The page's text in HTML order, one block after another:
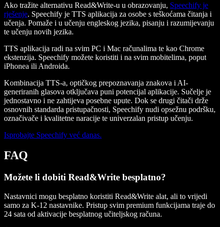
Ako tražite alternativu Read&Write-u u obrazovanju, Speechify je
rješenje. Speechify je TTS aplikacija za osobe s teškoćama čitanja i
učenja. Pomaže i u učenju engleskog jezika, pisanju i razumijevanju
te učenju novih jezika.
TTS aplikacija radi na svim PC i Mac računalima te kao Chrome
ekstenzija. Speechify možete koristiti i na svim mobitelima, poput
iPhonea ili Androida.
Kombinacija TTS-a, optičkog prepoznavanja znakova i AI-
generiranih glasova otključava puni potencijal aplikacije. Sučelje je
jednostavno i ne zahtijeva posebne upute. Dok se drugi čitači drže
osnovnih standarda pristupačnosti, Speechify nudi opsežnu podršku,
označivače i kvalitetne naracije te univerzalan pristup učenju.
Isprobajte Speechify već danas.
FAQ
Možete li dobiti Read&Write besplatno?
Nastavnici mogu besplatno koristiti Read&Write alat, ali to vrijedi
samo za K-12 nastavnike. Pristup svim premium funkcijama traje do
24 sata od aktivacije besplatnog učiteljskog računa.